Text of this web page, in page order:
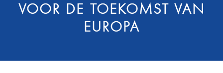
VOOR DE TOEKOMST VAN
EUROPA